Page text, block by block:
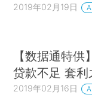
2019年02月19日
【数据通特
贷款不足 套利
2019年02月16日